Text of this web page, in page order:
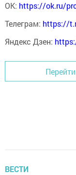
ОК: https://ok.ru/
Телеграм: https://
Яндекс Дзен:
ВЕСТИ